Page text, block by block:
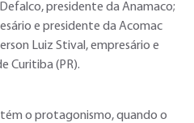
presidente da Anamaco;
e presidente da Acomac
Luiz Stival, empresário e
Curitiba (PR).
o protagonismo, quando o